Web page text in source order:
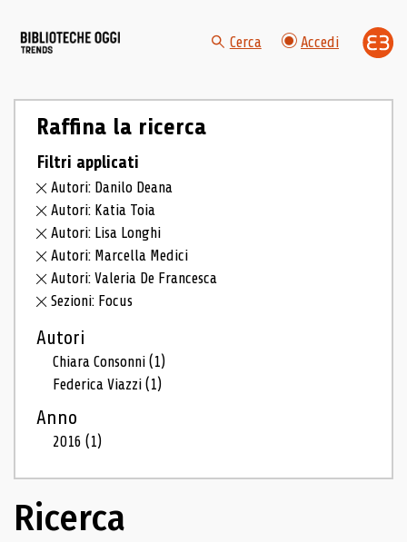
Cerca Accedi
Raffina la ricerca
Filtri applicati
Autori: Danilo Deana
Autori: Katia Toia
Autori: Lisa Longhi
Autori: Marcella Medici
Autori: Valeria De Francesca
Sezioni: Focus
Autori
Chiara Consonni(1)
Federica Viazzi(1)
Anno
2016(1)
Ricerca